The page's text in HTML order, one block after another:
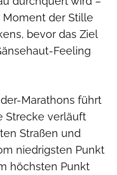
der Stille
bevor das Ziel
Feeling
Marathons führt
Strecke verläuft
Straßen und
niedrigsten Punkt
höchsten Punkt